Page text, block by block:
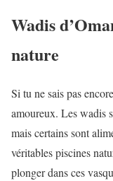
Wadis
nature
Si tu ne sais pas
amoureux. Les wadis
mais certains sont
véritables piscines
plonger dans ces